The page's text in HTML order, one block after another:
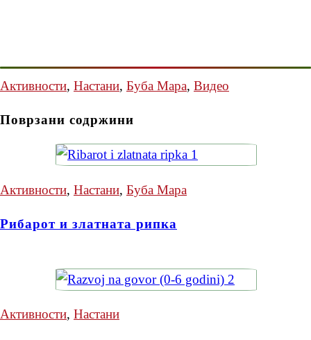
Активности, Настани, Буба Мара, Видео
Поврзани содржини
Активности, Настани, Буба Мара
Рибарот и златната рипка
Активности, Настани